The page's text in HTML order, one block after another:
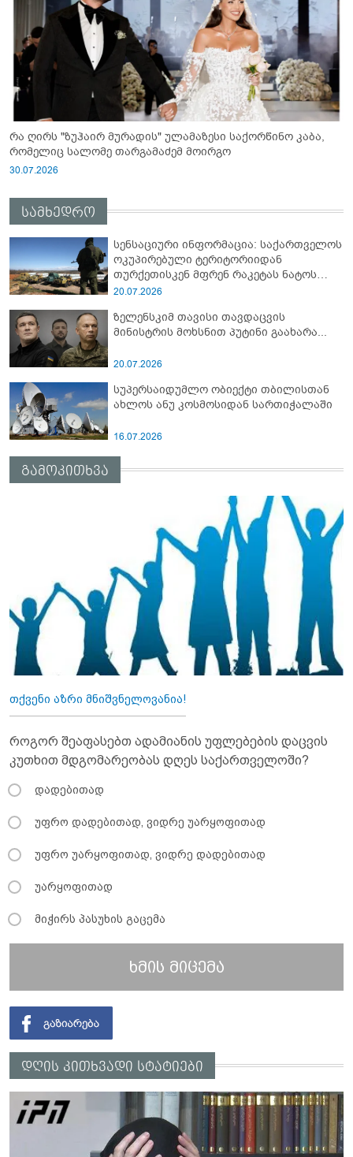
რა ღირს "ზუჰაირ მურადის" ულამაზესი საქორწინო კაბა,
რომელიც სალომე თარგამაძემ მოირგო
30.07.2026
სამხედრო
სენსაციური ინფორმაცია: საქართველოს
ოკუპირებული ტერიტორიიდან
თურქეთისკენ მფრენ რაკეტას ნატოს
სამიტი კინაღამ ჩაუშლია
20.07.2026
ზელენსკიმ თავისი თავდაცვის
მინისტრის მოხსნით პუტინი გაახარა...
20.07.2026
სუპერსაიდუმლო ობიექტი თბილისთან
ახლოს ანუ კოსმოსიდან სართიჭალაში
16.07.2026
გამოკითხვა
თქვენი აზრი მნიშვნელოვანია!
როგორ შეაფასებთ ადამიანის უფლებების დაცვის
კუთხით მდგომარეობას დღეს საქართველოში?
დადებითად
უფრო დადებითად, ვიდრე უარყოფითად
უფრო უარყოფითად, ვიდრე დადებითად
უარყოფითად
მიჭირს პასუხის გაცემა
ხმის მიცემა
დღის კითხვადი სტატიები